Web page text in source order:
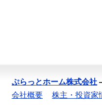
ぷらっとホーム株式会社
会社概要
株主・投資家